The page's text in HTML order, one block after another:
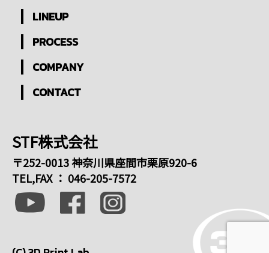
LINEUP
PROCESS
COMPANY
CONTACT
STF株式会社
〒252-0013 神奈川県座間市栗原920-6
TEL,FAX ： 046-205-7572